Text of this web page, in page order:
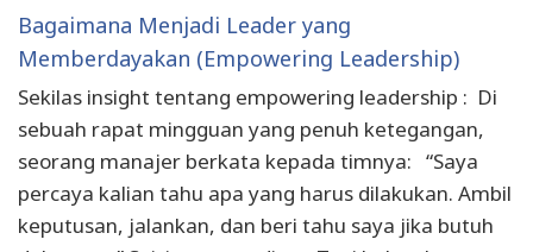
Bagaimana Menjadi Leader yang
Memberdayakan (Empowering Leadership)
Sekilas insight tentang empowering leadership : Di
sebuah rapat mingguan yang penuh ketegangan,
seorang manajer berkata kepada timnya: “Saya
percaya kalian tahu apa yang harus dilakukan. Ambil
keputusan, jalankan, dan beri tahu saya jika butuh